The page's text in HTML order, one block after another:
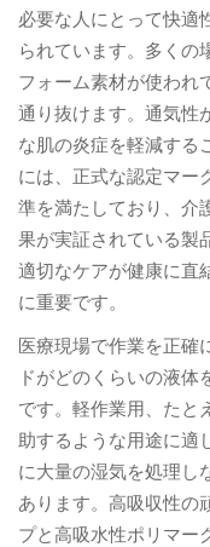
必要な人にとって快適
られています。多くの
フォーム素材が使われ
通り抜けます。通気性
な肌の炎症を軽減する
には、正式な認定マー
準を満たしており、介
果が実証されている製
適切なケアが健康に直
に重要です。
医療現場で作業を正確
ドがどのくらいの液
です。軽作業用、たと
助するような用途に適
に大量の湿気を処理し
あります。高吸収性の
プと高吸水性ポリマー